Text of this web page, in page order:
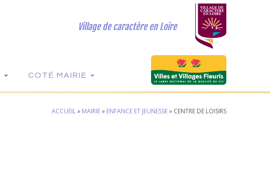
Village de caractère en Loire
COTÉ MAIRIE
ACCUEIL» MAIRIE» ENFANCE ET JEUNESSE» CENTRE DE LOISIRS